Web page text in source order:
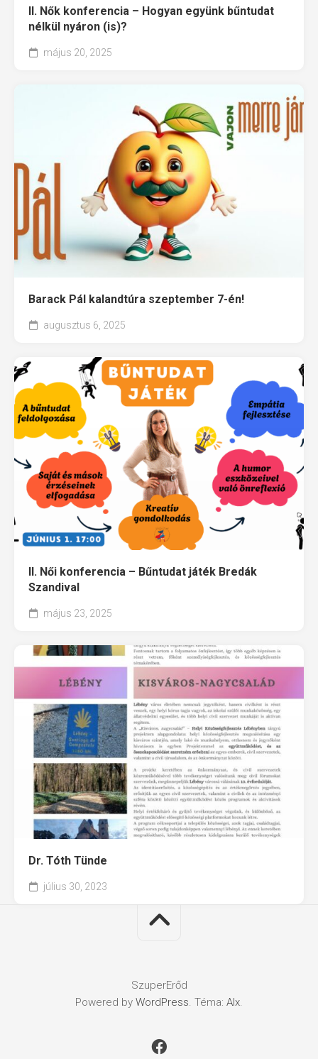
II. Nők konferencia – Hogyan együnk bűntudat
nélkül nyáron (is)?
május 20, 2025
Barack Pál kalandtúra szeptember 7-én!
augusztus 6, 2025
II. Női konferencia – Bűntudat játék Bredák
Szandival
május 23, 2025
Dr. Tóth Tünde
július 30, 2023
SzuperErőd
Powered by WordPress . Téma: Alx